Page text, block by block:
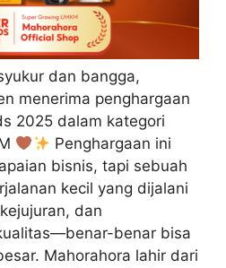
dan bangga,
menerima penghargaan
2025 dalam kategori
Penghargaan ini
bisnis, tapi sebuah
kecil yang dijalani
dan
benar bisa
Mahorahora lahir dari